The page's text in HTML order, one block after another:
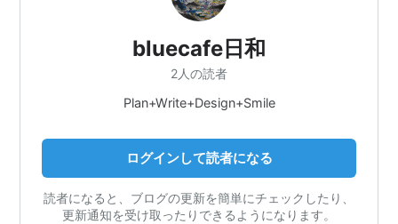
bluecafe日和
2人の読者
Plan+Write+Design+Smile
ログインして読者になる
読者になると、ブログの更新を簡単にチェックしたり、
更新通知を受け取ったりできるようになります。